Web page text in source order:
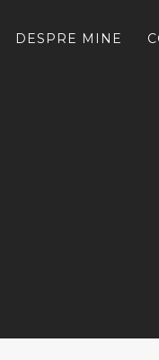
DESPRE MINE